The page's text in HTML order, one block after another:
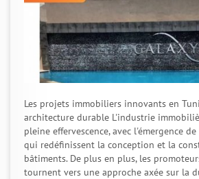
Les projets immobiliers innovants en
architecture durable L'industrie
pleine effervescence, avec l'émergence
qui redéfinissent la conception et la
bâtiments. De plus en plus, les
tournent vers une approche axée sur la